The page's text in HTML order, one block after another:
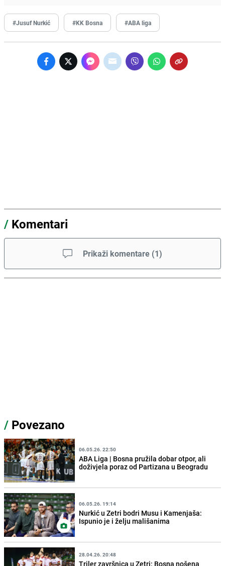
#Jusuf Nurkić #KK Bosna #ABA liga
/ Komentari
Prikaži komentare (1)
/ Povezano
06.05.26. 22:50
ABA Liga | Bosna pružila dobar otpor, ali
doživjela poraz od Partizana u Beogradu
06.05.26. 19:14
Nurkić u Zetri bodri Musu i Kamenjaša:
Ispunio je i želju mališanima
28.04.26. 20:48
Triler završnica u Zetri: Bosna nošena